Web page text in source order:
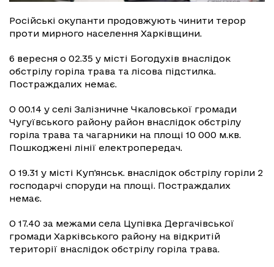
Російські окупанти продовжують чинити терор
проти мирного населення Харківщини.
6 вересня о 02.35 у місті Богодухів внаслідок
обстрілу горіла трава та лісова підстилка.
Постраждалих немає.
О 00.14 у селі Залізничне Чкаловської громади
Чугуївського району район внаслідок обстрілу
горіла трава та чагарники на площі 10 000 м.кв.
Пошкоджені лінії електропередач.
О 19.31 у місті Куп'янськ. внаслідок обстрілу горіли 2
господарчі споруди на площі. Постраждалих
немає.
О 17.40 за межами села Цупівка Дергачівської
громади Харківського району на відкритій
території внаслідок обстрілу горіла трава.